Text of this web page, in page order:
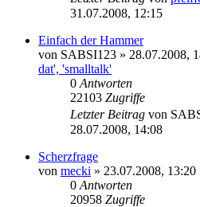
31.07.2008, 12:15
Einfach der Hammer
von SABSI123 » 28.07.2008,
dat', 'smalltalk'
0 Antworten
22103 Zugriffe
Letzter Beitrag von
28.07.2008, 14:08
Scherzfrage
von mecki » 23.07.2008, 13:20
0 Antworten
20958 Zugriffe